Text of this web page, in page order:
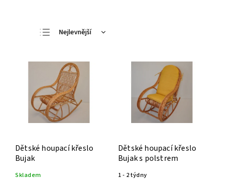
Nejlevnější
Nejprodávanější
Abecedně
Dětské houpací křeslo
Bujak
Skladem
Dětské houpací křeslo
Bujak s polstrem
1 - 2 týdny